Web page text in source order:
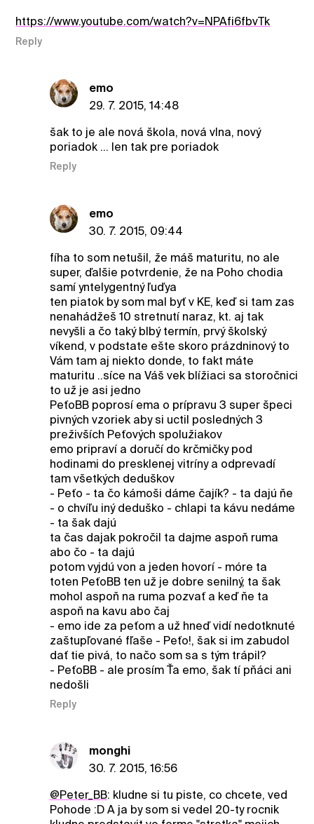
https://www.youtube.com/watch?v=NPAfi6fbvTk
Reply
emo
29. 7. 2015, 14:48
šak to je ale nová škola, nová vlna, nový
poriadok ... len tak pre poriadok
Reply
emo
30. 7. 2015, 09:44
fíha to som netušil, že máš maturitu, no ale
super, ďalšie potvrdenie, že na Poho chodia
samí yntelygentný ľuďya
ten piatok by som mal byť v KE, keď si tam zas
nenahádžeš 10 stretnutí naraz, kt. aj tak
nevyšli a čo taký blbý termín, prvý školský
víkend, v podstate ešte skoro prázdninový to
Vám tam aj niekto donde, to fakt máte
maturitu ..síce na Váš vek blížiaci sa storočnici
to už je asi jedno
PeťoBB poprosí ema o prípravu 3 super špeci
pivných vzoriek aby si uctil posledných 3
preživších Peťových spolužiakov
emo pripraví a doručí do krčmičky pod
hodinami do presklenej vitríny a odprevadí
tam všetkých deduškov
- Peťo - ta čo kámoši dáme čajík? - ta dajú ňe
- o chvíľu iný deduško - chlapi ta kávu nedáme
- ta šak dajú
ta čas dajak pokročil ta dajme aspoň ruma
abo čo - ta dajú
potom vyjdú von a jeden hovorí - móre ta
toten PeťoBB ten už je dobre senilný, ta šak
mohol aspoň na ruma pozvať a keď ňe ta
aspoň na kavu abo čaj
- emo ide za peťom a už hneď vidí nedotknuté
zaštupľované fľaše - Peťo!, šak si im zabudol
dať tie pivá, to načo som sa s tým trápil?
- PeťoBB - ale prosím Ťa emo, šak tí pňáci ani
nedošli
Reply
monghi
30. 7. 2015, 16:56
@Peter_BB: kludne si tu piste, co chcete, ved
Pohode :D A ja by som si vedel 20-ty rocnik